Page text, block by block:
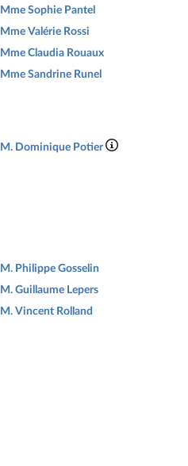
Mme Sophie Pantel
Mme Valérie Rossi
Mme Claudia Rouaux
Mme Sandrine Runel
M. Dominique Potier
M. Philippe Gosselin
M. Guillaume Lepers
M. Vincent Rolland